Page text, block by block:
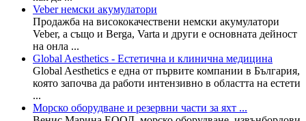
Veber немски акумулатори
Продажба на висококачествени немски акумулатори
Veber, а също и Berga, Varta и други е основната дейност
на онла ...
Global Aesthetics - Естетична и клинична медицина
Global Aesthetics е една от първите компании в България,
която започва да работи интензивно в областта на естети
...
Морско оборудване и резервни части за яхт ...